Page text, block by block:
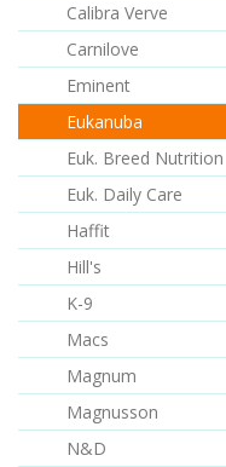
Calibra Verve
Carnilove
Eminent
Eukanuba
Euk. Breed Nutrition
Euk. Daily Care
Haffit
Hill's
K-9
Macs
Magnum
Magnusson
N&D